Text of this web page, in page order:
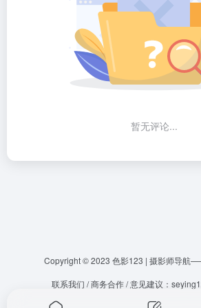
暂无评论...
Copyright © 2023 色影123 | 摄影师导航
联系我们 / 商务合作 / 意见建议：